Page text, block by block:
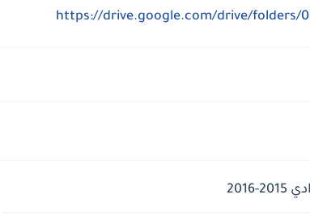
https://drive.google.com/drive/folders/